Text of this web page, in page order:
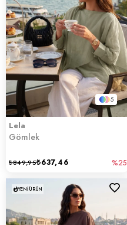
5
Lela
Gömlek
₺637,46
₺849,95 %25
YENI ÜRÜN